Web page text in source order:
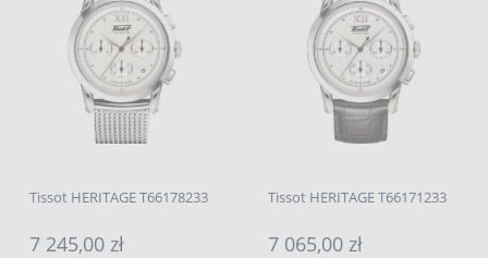
Tissot HERITAGE T66178233
7 245,00 zł
Tissot HERITAGE T66171233
7 065,00 zł